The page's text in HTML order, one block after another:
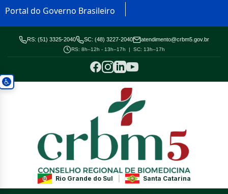
Portal do Governo Brasileiro
RS: (51) 3325-2040 SC: (48) 3227-2040 atendimento@crbm5.gov.br
RS: 8h–12h - 13h–17h | SC: 13h–17h
Rio Grande do Sul Santa Catarina